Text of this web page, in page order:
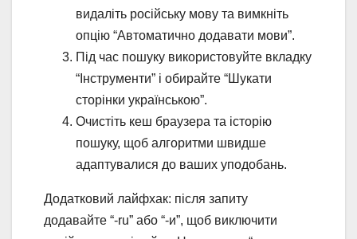
видаліть російську мову та вимкніть
опцію “Автоматично додавати мови”.
Під час пошуку використовуйте вкладку
“Інструменти” і обирайте “Шукати
сторінки українською”.
Очистіть кеш браузера та історію
пошуку, щоб алгоритми швидше
адаптувалися до ваших уподобань.
Додатковий лайфхак: після запиту
додавайте “-ru” або “-и”, щоб виключити